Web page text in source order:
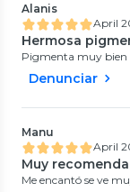
Alanis
April
Hermosa
Pigmenta muy bien
Denunciar
Manu
April
Muy
Me encantó se ve